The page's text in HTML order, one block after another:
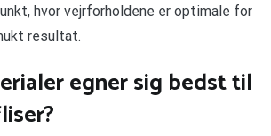
hvor vejrforholdene er optimale for
resultat.
egner sig bedst til